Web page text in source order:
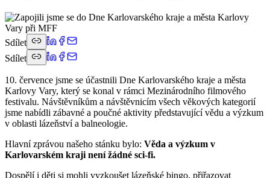
Sdílet
Sdílet
10. července jsme se účastnili Dne Karlovarského kraje a města
Karlovy Vary, který se konal v rámci Mezinárodního filmového
festivalu. Návštěvníkům a návštěvnicím všech věkových kategorií
jsme nabídli zábavné a poučné aktivity představující vědu a výzkum
v oblasti lázeňství a balneologie.
Hlavní zprávou našeho stánku bylo: Věda a výzkum v
Karlovarském kraji není žádné sci-fi.
Dospělí i děti si mohli vyzkoušet lázeňské bingo, přiřazovat